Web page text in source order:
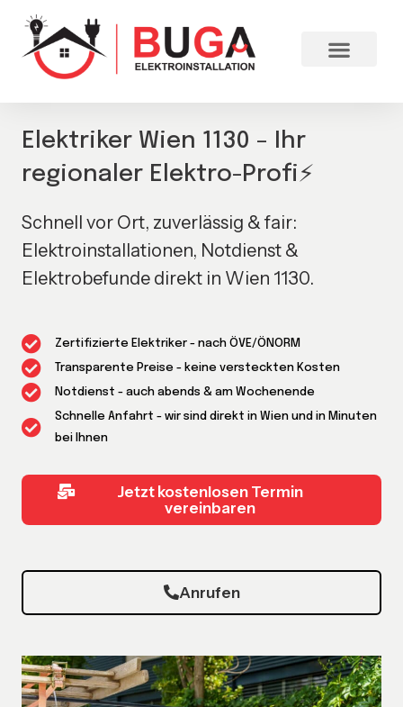
Elektriker Wien 1130 – Ihr
regionaler Elektro-Profi⚡
Schnell vor Ort, zuverlässig & fair:
Elektroinstallationen, Notdienst &
Elektrobefunde direkt in Wien 1130.
Zertifizierte Elektriker - nach ÖVE/ÖNORM
Transparente Preise - keine versteckten Kosten
Notdienst - auch abends & am Wochenende
Schnelle Anfahrt - wir sind direkt in Wien und in Minuten
bei Ihnen
Jetzt kostenlosen Termin
vereinbaren
Anrufen